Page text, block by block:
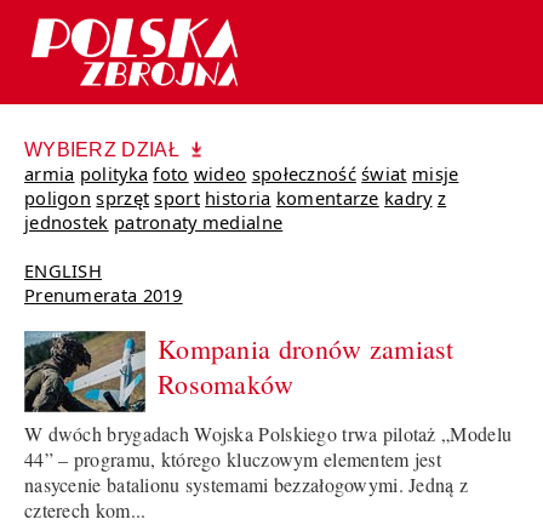
WYBIERZ DZIAŁ
armia polityka foto wideo społeczność świat misje
poligon sprzęt sport historia komentarze kadry z
jednostek patronaty medialne
ENGLISH
Prenumerata 2019
Kompania dronów zamiast
Rosomaków
W dwóch brygadach Wojska Polskiego trwa pilotaż „Modelu
44” – programu, którego kluczowym elementem jest
nasycenie batalionu systemami bezzałogowymi. Jedną z
czterech kom...